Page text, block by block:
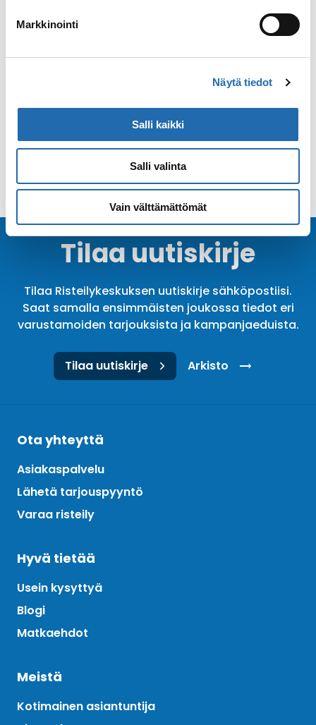
Markkinointi
Näytä tiedot
Salli kaikki
Salli valinta
Vain välttämättömät
Lue lisää
: Kesäalennusta luksusristeilyistä
28.7.2026 asti
VARAA
Tilaa uutiskirje
Tilaa Risteilykeskuksen uutiskirje sähköpostiisi.
Saat samalla ensimmäisten joukossa tiedot eri
varustamoiden tarjouksista ja kampanjaeduista.
Tilaa uutiskirje Arkisto
Ota yhteyttä
Asiakaspalvelu
Lähetä tarjouspyyntö
Varaa risteily
Hyvä tietää
Usein kysyttyä
Blogi
Matkaehdot
Meistä
Kotimainen asiantuntija